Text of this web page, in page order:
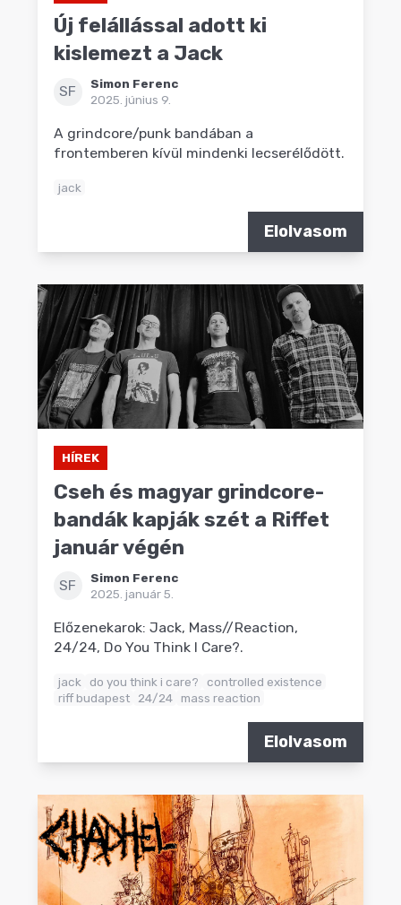
Új felállással adott ki
kislemezt a Jack
SF
Simon Ferenc
2025. június 9.
A grindcore/punk bandában a
frontemberen kívül mindenki lecserélődött.
jack
Elolvasom
HÍREK
Cseh és magyar grindcore-
bandák kapják szét a Riffet
január végén
SF
Simon Ferenc
2025. január 5.
Előzenekarok: Jack, Mass//Reaction,
24/24, Do You Think I Care?.
jack do you think i care?
controlled existence
riff budapest
24/24 mass reaction
Elolvasom